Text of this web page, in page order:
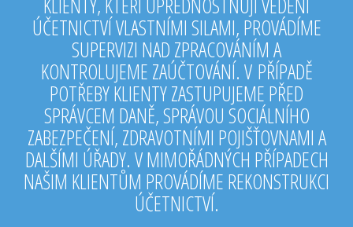
ÚČETNICTVÍ VLASTNÍMI SILAMI, PROVÁDÍME
SUPERVIZI NAD ZPRACOVÁNÍM A
KONTROLUJEME ZAÚČTOVÁNÍ. V PŘÍPADĚ
POTŘEBY KLIENTY ZASTUPUJEME PŘED
SPRÁVCEM DANĚ, SPRÁVOU SOCIÁLNÍHO
ZABEZPEČENÍ, ZDRAVOTNÍMI POJIŠŤOVNAMI A
DALŠÍMI ÚŘADY. V MIMOŘÁDNÝCH PŘÍPADECH
NAŠIM KLIENTŮM PROVÁDÍME REKONSTRUKCI
ÚČETNICTVÍ.